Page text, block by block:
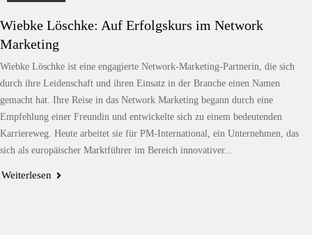
Wiebke Löschke: Auf Erfolgskurs im Network
Marketing
Wiebke Löschke ist eine engagierte Network-Marketing-Partnerin, die sich
durch ihre Leidenschaft und ihren Einsatz in der Branche einen Namen
gemacht hat. Ihre Reise in das Network Marketing begann durch eine
Empfehlung einer Freundin und entwickelte sich zu einem bedeutenden
Karriereweg. Heute arbeitet sie für PM-International, ein Unternehmen, das
sich als europäischer Marktführer im Bereich innovativer...
Weiterlesen